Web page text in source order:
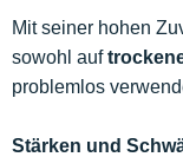
Mit seiner hohen
sowohl auf
problemlos
Stärken und